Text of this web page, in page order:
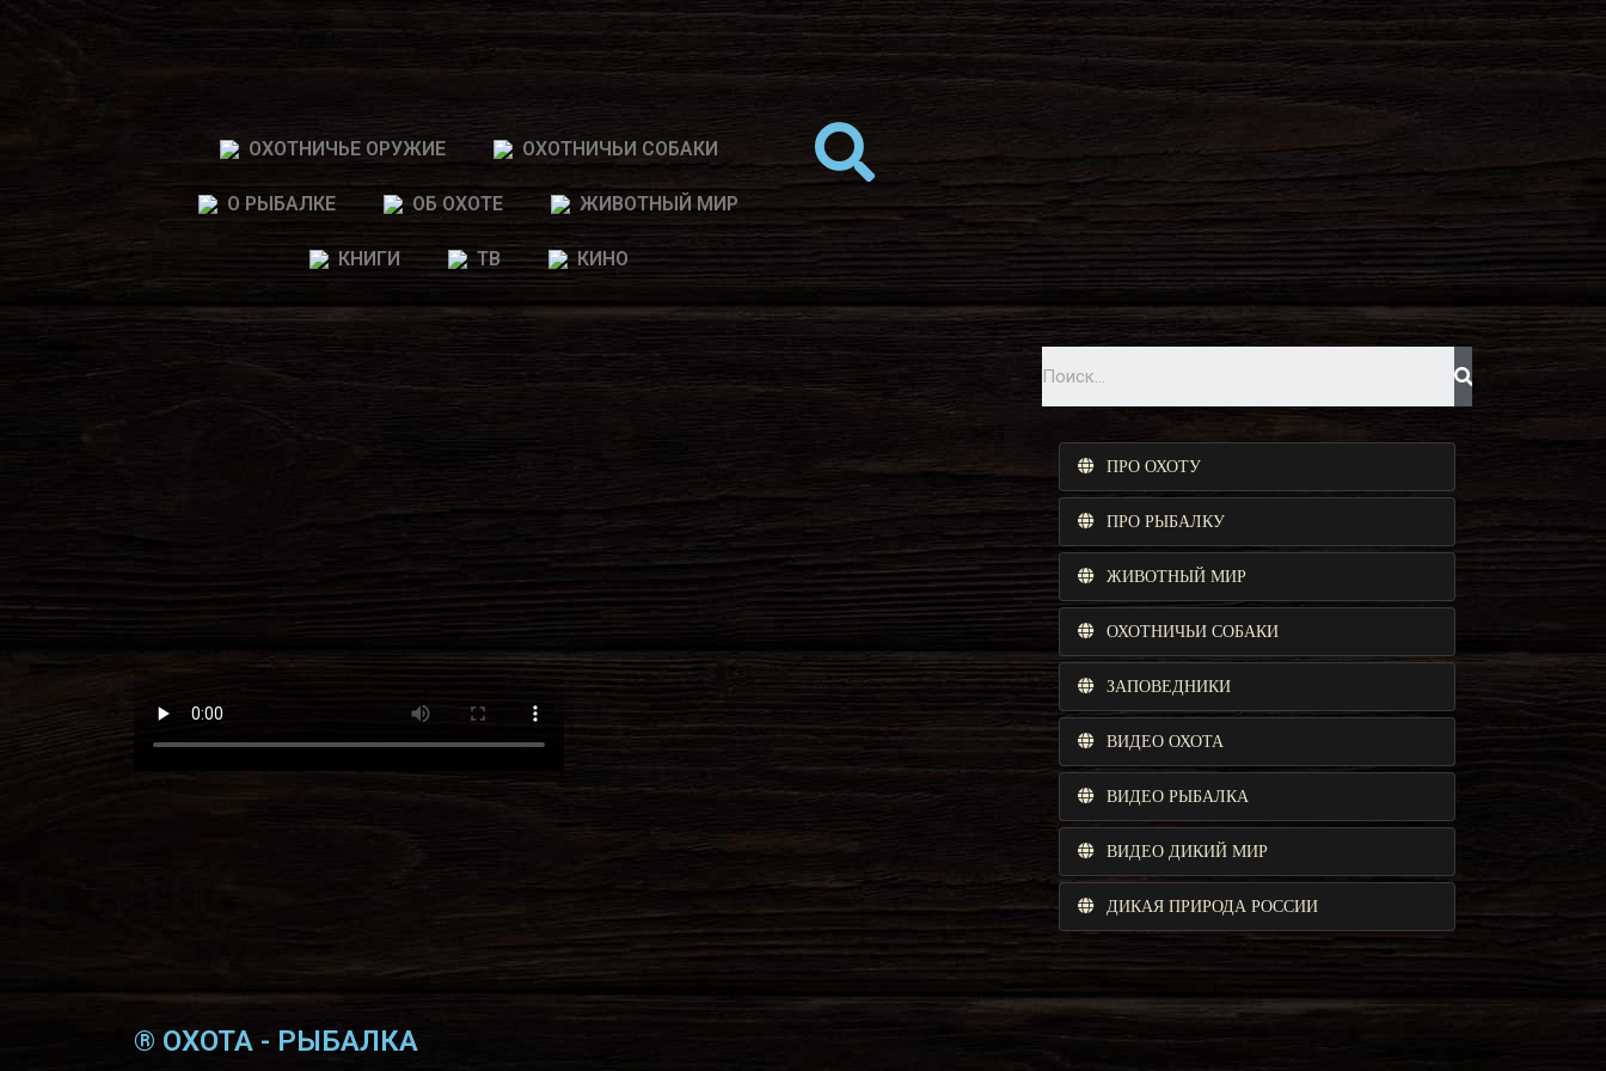
ОХОТНИЧЬЕ ОРУЖИЕ ОХОТНИЧЬИ СОБАКИ
О РЫБАЛКЕ ОБ ОХОТЕ ЖИВОТНЫЙ МИР
КНИГИ ТВ КИНО
ПРО ОХОТУ
ПРО РЫБАЛКУ
ЖИВОТНЫЙ МИР
ОХОТНИЧЬИ СОБАКИ
ЗАПОВЕДНИКИ
ВИДЕО ОХОТА
ВИДЕО РЫБАЛКА
ВИДЕО ДИКИЙ МИР
ДИКАЯ ПРИРОДА РОССИИ
® ОХОТА - РЫБАЛКА